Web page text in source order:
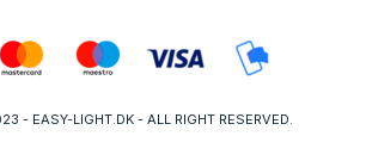
- EASY-LIGHT.DK - ALL RIGHT RESERVED.